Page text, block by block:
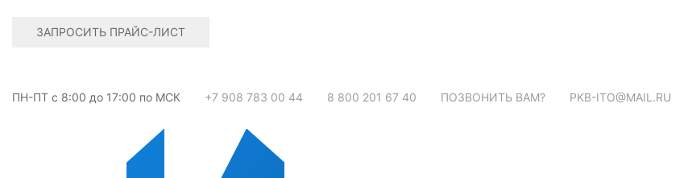
ЗАПРОСИТЬ ПРАЙС-ЛИСТ
ПН-ПТ с 8:00 до 17:00 по МСК +7 908 783 00 44 8 800 201 67 40 ПОЗВОНИТЬ ВАМ? PKB-ITO@MAIL.RU